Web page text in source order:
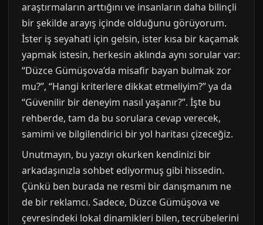
araştırmaların arttığını ve insanların daha bilinçli
bir şekilde arayış içinde olduğunu görüyorum.
İster iş seyahati için gelsin, ister kısa bir kaçamak
yapmak istesin, herkesin aklında aynı sorular var:
“Düzce Gümüşova’da misafir bayan bulmak zor
mu?”, “Hangi kriterlere dikkat etmeliyim?” ya da
“Güvenilir bir deneyim nasıl yaşanır?”. İşte bu
rehberde, tam da bu sorulara cevap verecek,
samimi ve bilgilendirici bir yol haritası çizeceğiz.
Unutmayın, bu yazıyı okurken kendinizi bir
arkadaşınızla sohbet ediyormuş gibi hissedin.
Çünkü ben burada ne resmi bir danışmanım ne
de bir reklamcı. Sadece, Düzce Gümüşova ve
çevresindeki lokal dinamikleri bilen, tecrübelerini